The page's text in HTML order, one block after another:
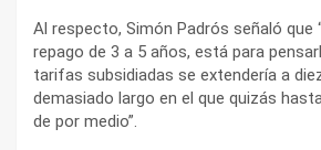
Al respecto, Simón Padrós señaló que
repago de 3 a 5 años, está para
tarifas subsidiadas se extendería a
demasiado largo en el que quizás
de por medio”.